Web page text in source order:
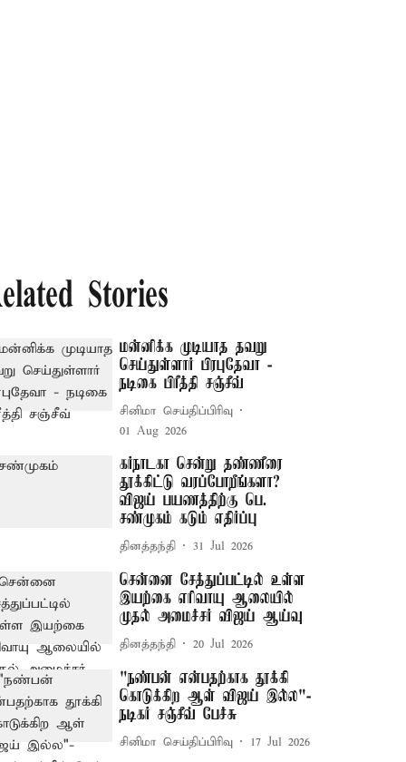
Stories
மன்னிக்க முடியாத தவறு
செய்துள்ளார் பிரபுதேவா -
நடிகை பிரீத்தி சஞ்சீவ்
சினிமா செய்திப்பிரிவு
01 Aug 2026
கர்நாடகா சென்று தண்ணீரை
தூக்கிட்டு வரப்போறீங்களா? –
விஜய் பயணத்திற்கு பெ.
சண்முகம் கடும் எதிர்ப்பு
தினத்தந்தி 31 Jul 2026
சென்னை சேத்துப்பட்டில் உள்ள
இயற்கை எரிவாயு ஆலையில்
முதல் அமைச்சர் விஜய் ஆய்வு
தினத்தந்தி 20 Jul 2026
"நண்பன் என்பதற்காக தூக்கி
கொடுக்கிற ஆள் விஜய் இல்ல"-
நடிகர் சஞ்சீவ் பேச்சு
சினிமா செய்திப்பிரிவு 17 Jul 2026